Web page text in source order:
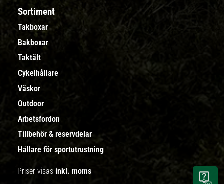
Sortiment
Takboxar
Bakboxar
Taktält
Cykelhållare
Väskor
Outdoor
Arbetsfordon
Tillbehör & reservdelar
Hållare för sportutrustning
Priser visas inkl. moms